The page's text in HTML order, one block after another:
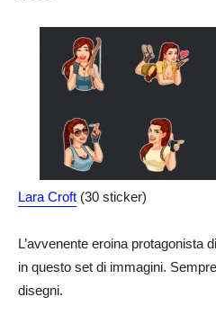
Lara Croft (30 sticker)
L’avvenente eroina protagonista
in questo set di immagini.
disegni.